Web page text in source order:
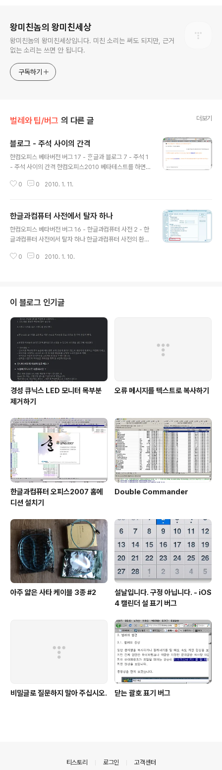
왕미친놈의 왕미친세상
왕미친놈의 왕미친세상입니다. 미친 소리는 써도 되지만, 근거
없는 소리는 쓰면 안 됩니다.
구독하기
벌레와 팁/버그 의 다른 글 더보기
블로그 - 주석 사이의 간격
한컴오피스 베타버전 버그 17 - ᄒᆞᆫ글과 블로그 7 - 주석 1
- 주석 사이의 간격 한컴오피스2010 베타테스트를 하면
한다는 점이었다. 물론 한글과컴퓨터사라는 회사에서 만들
적용도 안 되게 올리는 일은 그러한 자사 중심주의가 빚은
최악의 버그(벌레) 가운데 하나라고 생각합니다. 이번에도
한 가지 벌레를 발견하게 되었습니다. 그런데 이게 좀 이상
벌레의 유형 ᄒᆞᆫ글 씨! 주석과 주석 사이에는 굳이 빈 줄이
0 0 2010. 1. 11.
한글과컴퓨터 사전에서 탈자 하나
한컴오피스 베타버전 버그 16 - 한글과컴퓨터 사전 2 - 한
글과컴퓨터 사전에서 탈자 하나 한글과컴퓨터 사전의 환경
단순한 탈자입니다. 2. 개발자의 답변 2010년 1월 10일
닫는 괄호가 있어야 하는데, 없습니다. 4. 벌레의 원인 단순
한 탈자로 여겨집니다. 5. 비슷한 벌레 ● [벌레와 팁/버그]
- 한글과컴퓨터 사전에 나타난 이상한 모양의 글자 6. 관련
문서 6.1. 내부 문서 ● [벌레와 팁/버그] - 한글과컴퓨터 사
0 0 2010. 1. 10.
이 블로그 인기글
경성 큐닉스 LED 모니터 목부분
제거하기
오류 메시지를 텍스트로 복사하기
한글과컴퓨터 오피스2007 홈에
디션 설치기
Double Commander
아주 얇은 사타 케이블 3종 #2
설날입니다. 구정 아닙니다. - iOS
4 캘린더 설 표기 버그
비밀글로 질문하지 말아 주십시오. 닫는 괄호 표기 버그
티스토리 로그인 고객센터